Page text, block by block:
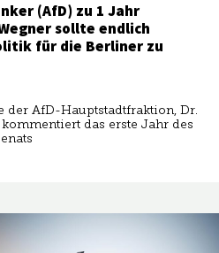
(AfD) zu 1 Jahr
sollte endlich
für die Berliner zu
der AfD-Hauptstadtfraktion, Dr.
das erste Jahr des